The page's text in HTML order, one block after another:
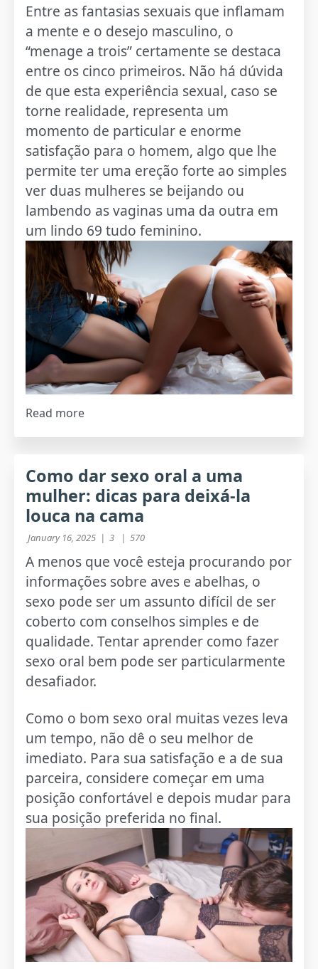
Entre as fantasias sexuais que inflamam
a mente e o desejo masculino, o
“menage a trois” certamente se destaca
entre os cinco primeiros. Não há dúvida
de que esta experiência sexual, caso se
torne realidade, representa um
momento de particular e enorme
satisfação para o homem, algo que lhe
permite ter uma ereção forte ao simples
ver duas mulheres se beijando ou
lambendo as vaginas uma da outra em
um lindo 69 tudo feminino.
Read more
Como dar sexo oral a uma
mulher: dicas para deixá-la
louca na cama
January 16, 2025 | 3 | 570
A menos que você esteja procurando por
informações sobre aves e abelhas, o
sexo pode ser um assunto difícil de ser
coberto com conselhos simples e de
qualidade. Tentar aprender como fazer
sexo oral bem pode ser particularmente
desafiador.
Como o bom sexo oral muitas vezes leva
um tempo, não dê o seu melhor de
imediato. Para sua satisfação e a de sua
parceira, considere começar em uma
posição confortável e depois mudar para
sua posição preferida no final.